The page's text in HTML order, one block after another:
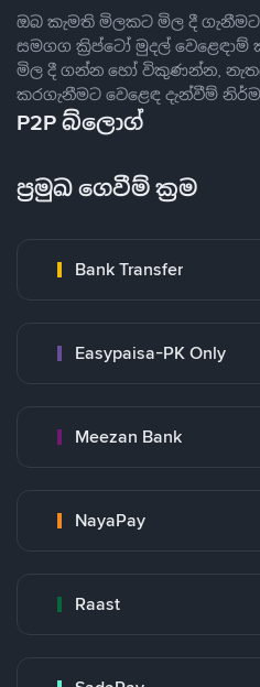
ඔබ කැමති මිලකට මිල දී
සමගග ක්‍රිප්ටෝ මුදල්
මිල දී ගන්න හෝ විකුණන්න,
කරගැනීමට වෙළෙඳ දැන්වීම්
P2P බ්ලොග්
ප්‍රමුඛ ගෙවීම් ක්‍රම
Bank Transfer
Easypaisa-PK Only
Meezan Bank
NayaPay
Raast